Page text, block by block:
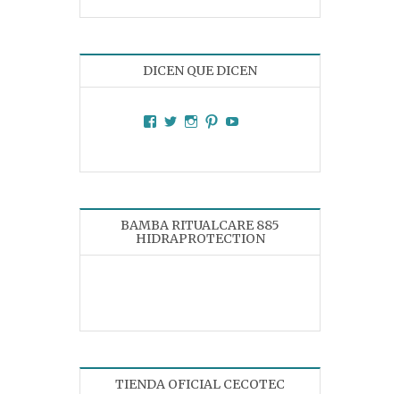
DICEN QUE DICEN
Facebook
TwitterInstagram
Pinterest
BAMBA RITUALCARE 885
HIDRAPROTECTION
TIENDA OFICIAL CECOTEC